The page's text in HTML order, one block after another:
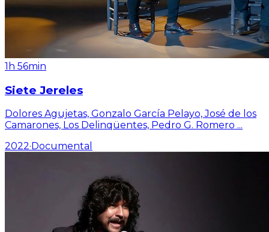
1h 56min
Siete Jereles
Dolores Agujetas, Gonzalo García Pelayo, José de los
Camarones, Los Delinqüentes, Pedro G. Romero ...
2022· Documental